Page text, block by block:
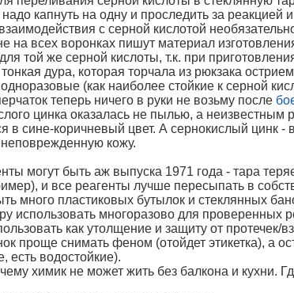
капнуть на одну и проследить за реакцией
с серной кислотой
на всех воронках пишут материал
той же серной кислоты, т.к. при
дура, которая торчала из рюкзака
(как наиболее стойкие к серной
теперь ничего в руки не возьму после
цинка оказалась не пылью, а неизвестным
в сине-коричневый цвет. А сернокислый цинк
кожу.
могут быть аж выпуска 1971 года - тара
и все реагенты лучше пересыпать в
много пластиковых бутылок и стеклянных
использовать многоразово для
как утолщение и защиту от
проще снимать феном (отойдет этикетка), а
есть водостойкие).
химик не может жить без балкона и кухни.